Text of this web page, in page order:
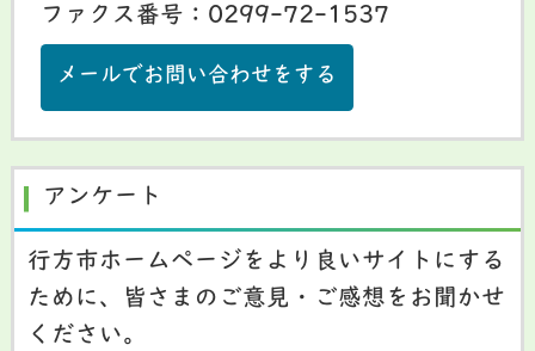
ファクス番号：0299-72-1537
メールでお問い合わせをする
アンケート
行方市ホームページをより良いサイトにする
ために、皆さまのご意見・ご感想をお聞かせ
ください。